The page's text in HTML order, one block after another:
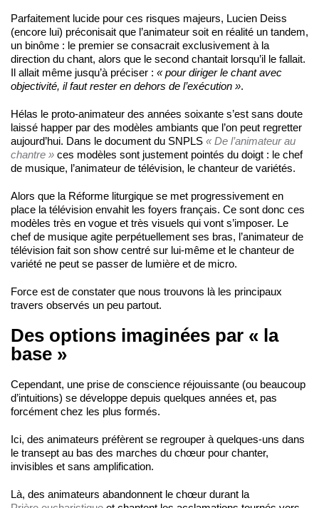
Parfaitement lucide pour ces risques majeurs, Lucien Deiss
(encore lui) préconisait que l’animateur soit en réalité un tandem,
un binôme : le premier se consacrait exclusivement à la
direction du chant, alors que le second chantait lorsqu’il le fallait.
Il allait même jusqu’à préciser : « pour diriger le chant avec
objectivité, il faut rester en dehors de l’exécution ».
Hélas le proto-animateur des années soixante s’est sans doute
laissé happer par des modèles ambiants que l’on peut regretter
aujourd’hui. Dans le document du SNPLS « De l’animateur au
chantre » ces modèles sont justement pointés du doigt : le chef
de musique, l’animateur de télévision, le chanteur de variétés.
Alors que la Réforme liturgique se met progressivement en
place la télévision envahit les foyers français. Ce sont donc ces
modèles très en vogue et très visuels qui vont s’imposer. Le
chef de musique agite perpétuellement ses bras, l’animateur de
télévision fait son show centré sur lui-même et le chanteur de
variété ne peut se passer de lumière et de micro.
Force est de constater que nous trouvons là les principaux
travers observés un peu partout.
Des options imaginées par « la
base »
Cependant, une prise de conscience réjouissante (ou beaucoup
d’intuitions) se développe depuis quelques années et, pas
forcément chez les plus formés.
Ici, des animateurs préfèrent se regrouper à quelques-uns dans
le transept au bas des marches du chœur pour chanter,
invisibles et sans amplification.
Là, des animateurs abandonnent le chœur durant la